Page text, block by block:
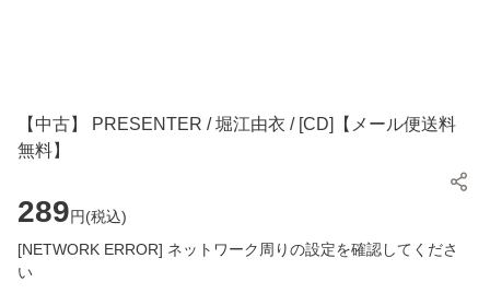
【中古】 PRESENTER / 堀江由衣 / [CD]【メール便送料
無料】
289円(税込)
[NETWORK ERROR] ネットワーク周りの設定を確認してくださ
い